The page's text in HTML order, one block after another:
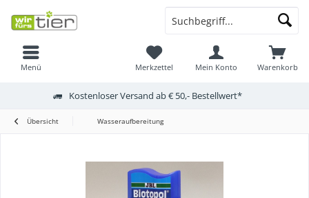
Menü Warenkorb
Merkzettel Mein Konto
Kostenloser Versand ab € 50,- Bestellwert*
Übersicht Wasseraufbereitung